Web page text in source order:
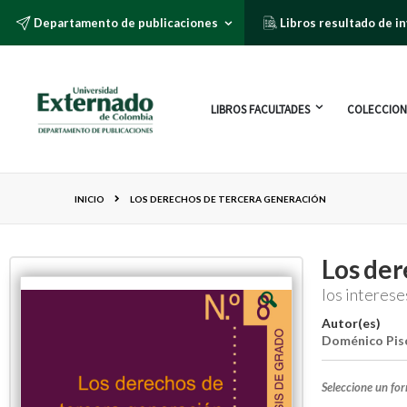
Departamento de publicaciones Libros resultado de
LIBROS FACULTADES
INICIO LOS DERECHOS DE TERCERA GENERACIÓN
Los
los
Autor(es)
Doménico
Seleccione un